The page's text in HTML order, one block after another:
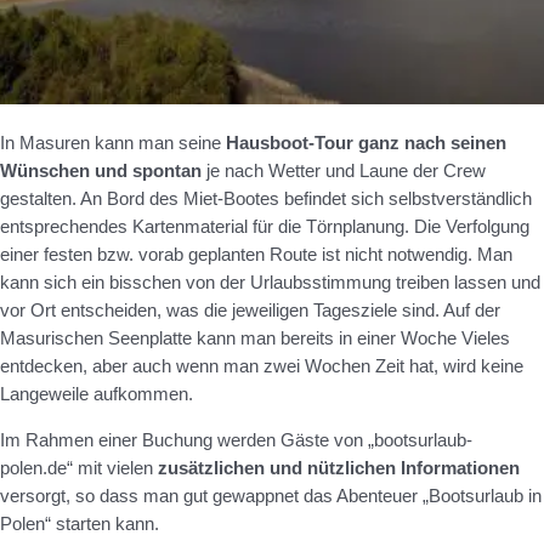
In Masuren kann man seine Hausboot-Tour ganz nach seinen
Wünschen und spontan je nach Wetter und Laune der Crew
gestalten. An Bord des Miet-Bootes befindet sich selbstverständlich
entsprechendes Kartenmaterial für die Törnplanung. Die Verfolgung
einer festen bzw. vorab geplanten Route ist nicht notwendig. Man
kann sich ein bisschen von der Urlaubsstimmung treiben lassen und
vor Ort entscheiden, was die jeweiligen Tagesziele sind. Auf der
Masurischen Seenplatte kann man bereits in einer Woche Vieles
entdecken, aber auch wenn man zwei Wochen Zeit hat, wird keine
Langeweile aufkommen.
Im Rahmen einer Buchung werden Gäste von „bootsurlaub-
polen.de“ mit vielen zusätzlichen und nützlichen Informationen
versorgt, so dass man gut gewappnet das Abenteuer „Bootsurlaub in
Polen“ starten kann.